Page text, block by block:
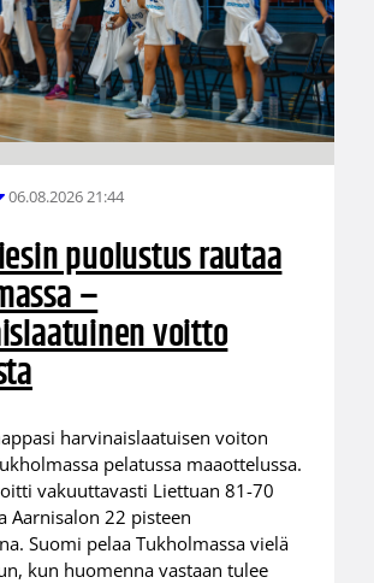
06.08.2026 21:44
puolustus rautaa
–
voitto
harvinaislaatuisen voiton
pelatussa maaottelussa.
vakuuttavasti Liettuan 81-70
Aarnisalon 22 pisteen
Suomi pelaa Tukholmassa vielä
kun huomenna vastaan tulee